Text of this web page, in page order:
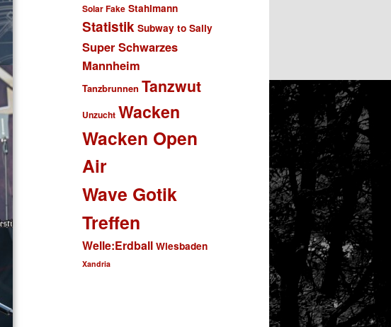
Solar Fake Stahlmann
Statistik Subway to Sally
Super Schwarzes
Mannheim
Tanzbrunnen Tanzwut
Unzucht Wacken
Wacken Open
Air
Wave Gotik
Treffen
Welle:Erdball Wiesbaden
Xandria